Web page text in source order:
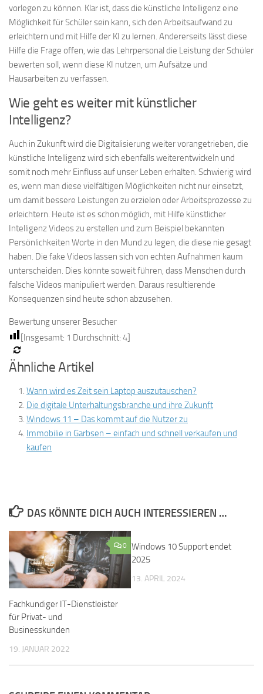
vorlegen zu können. Klar ist, dass die künstliche Intelligenz eine
Möglichkeit für Schüler sein kann, sich den Arbeitsaufwand zu
erleichtern und mit Hilfe der KI zu lernen. Andererseits lässt diese
Hilfe die Frage offen, wie das Lehrpersonal die Leistung der Schüler
bewerten soll, wenn diese KI nutzen, um Aufsätze und
Hausarbeiten zu verfassen.
Wie geht es weiter mit künstlicher
Intelligenz?
Auch in Zukunft wird die Digitalisierung weiter vorangetrieben, die
künstliche Intelligenz wird sich ebenfalls weiterentwickeln und
somit noch mehr Einfluss auf unser Leben erhalten. Schwierig wird
es, wenn man diese vielfältigen Möglichkeiten nicht nur einsetzt,
um damit bessere Leistungen zu erzielen oder Arbeitsprozesse zu
erleichtern. Heute ist es schon möglich, mit Hilfe künstlicher
Intelligenz Videos zu erstellen und zum Beispiel bekannten
Persönlichkeiten Worte in den Mund zu legen, die diese nie gesagt
haben. Die fake Videos lassen sich von echten Aufnahmen kaum
unterscheiden. Dies könnte soweit führen, dass Menschen durch
falsche Videos manipuliert werden. Daraus resultierende
Konsequenzen sind heute schon abzusehen.
Bewertung unserer Besucher
[Insgesamt: 1 Durchschnitt: 4]
Ähnliche Artikel
Wann wird es Zeit sein Laptop auszutauschen?
Die digitale Unterhaltungsbranche und ihre Zukunft
Windows 11 – Das kommt auf die Nutzer zu
Immobilie in Garbsen – einfach und schnell verkaufen und
kaufen
DAS KÖNNTE DICH AUCH INTERESSIEREN …
0
Fachkundiger IT-Dienstleister
für Privat- und
Businesskunden
19. JANUAR 2022
Windows 10 Support endet
2025
13. APRIL 2024